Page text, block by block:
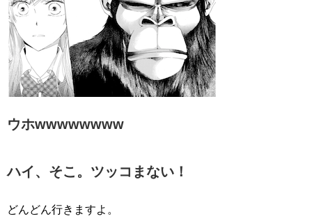
ウホwwwwwwww
ハイ、そこ。ツッコまない！
どんどん行きますよ。